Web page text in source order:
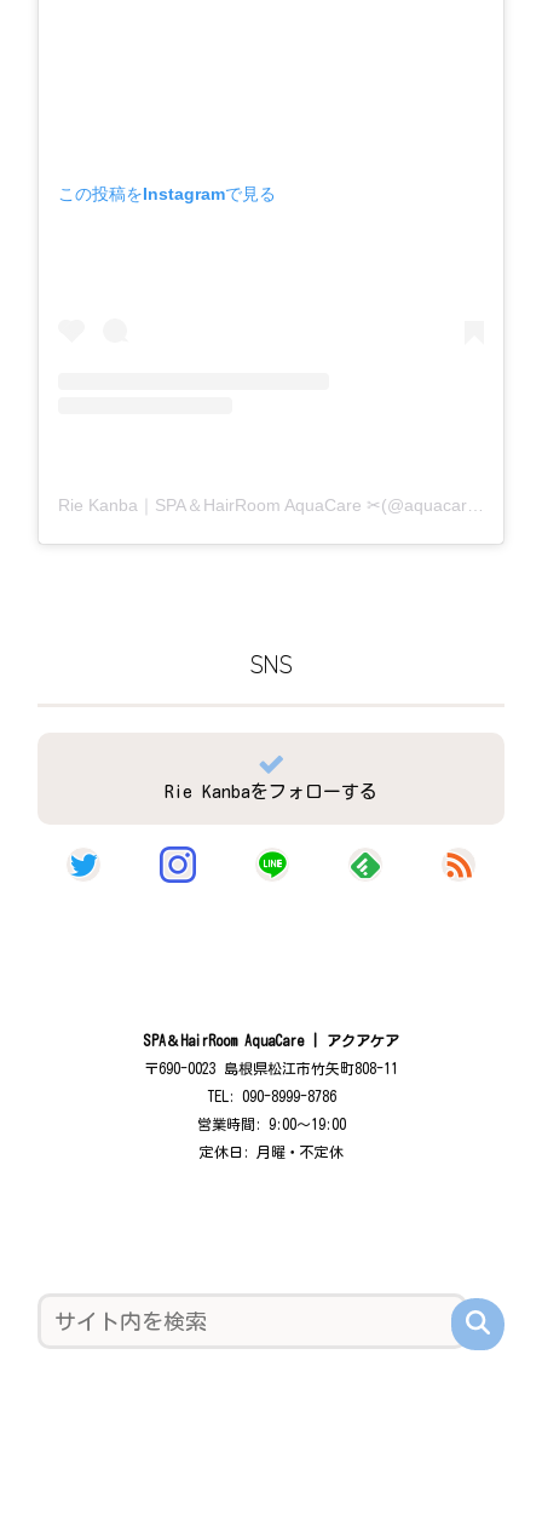
この投稿をInstagramで見る
SNS
Rie Kanbaをフォローする
SPA＆HairRoom AquaCare | アクアケア
〒690-0023 島根県松江市竹矢町808-11
TEL: 090-8999-8786
営業時間: 9:00〜19:00
定休日: 月曜・不定休